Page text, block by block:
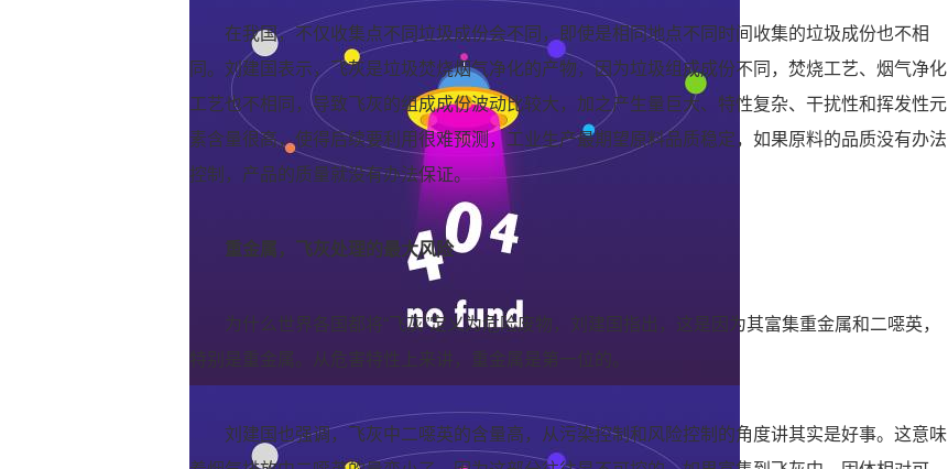
在我国，不仅收集点不同垃圾成份会不同，即使是相同地点不同时间收集的垃圾成份也不相
同。刘建国表示，飞灰是垃圾焚烧烟气净化的产物，因为垃圾组成成份不同，焚烧工艺、烟气净化
工艺也不相同，导致飞灰的组成成份波动比较大，加之产生量巨大、特性复杂、干扰性和挥发性元
素含量很高，使得后续要利用很难预测，工业生产最期望原料品质稳定，如果原料的品质没有办法
控制，产品的质量就没有办法保证。
重金属，飞灰处理的最大风险
为什么世界各国都将“飞灰”定义为危险废物，刘建国指出，这是因为其富集重金属和二噁英，
特别是重金属。从危害特性上来讲，重金属是第一位的。
刘建国也强调，飞灰中二噁英的含量高，从污染控制和风险控制的角度讲其实是好事。这意味